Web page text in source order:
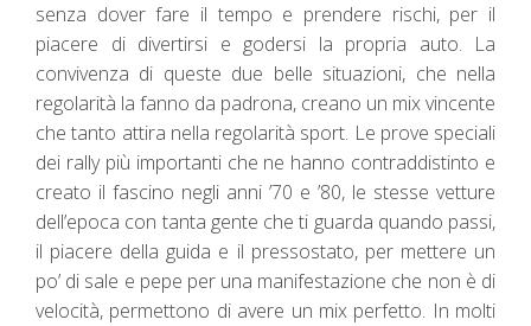
senza dover fare il tempo e prendere rischi, per il
piacere di divertirsi e godersi la propria auto. La
convivenza di queste due belle situazioni, che nella
regolarità la fanno da padrona, creano un mix vincente
che tanto attira nella regolarità sport. Le prove speciali
dei rally più importanti che ne hanno contraddistinto e
creato il fascino negli anni ’70 e ’80, le stesse vetture
dell’epoca con tanta gente che ti guarda quando passi,
il piacere della guida e il pressostato, per mettere un
po’ di sale e pepe per una manifestazione che non è di
velocità, permettono di avere un mix perfetto. In molti